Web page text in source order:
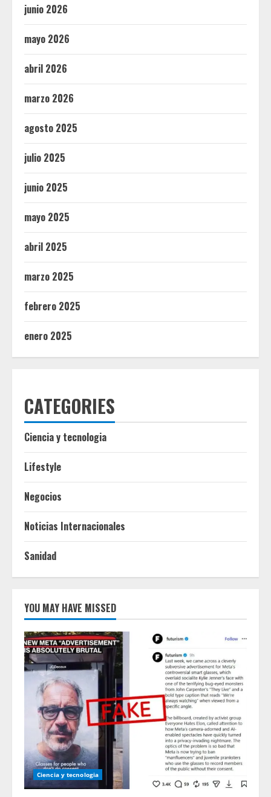
junio 2026
mayo 2026
abril 2026
marzo 2026
agosto 2025
julio 2025
junio 2025
mayo 2025
abril 2025
marzo 2025
febrero 2025
enero 2025
CATEGORIES
Ciencia y tecnologia
Lifestyle
Negocios
Noticias Internacionales
Sanidad
YOU MAY HAVE MISSED
Ciencia y tecnologia